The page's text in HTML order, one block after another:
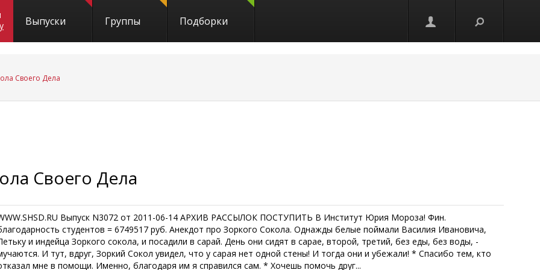
Выпуски Группы Подборки
Своего Дела
Своего Дела
Выпуск N3072 от 2011-06-14 АРХИВ РАССЫЛОК ПОСТУПИТЬ В Институт Юрия Мороза! Фин.
студентов = 6749517 руб. Анекдот про Зоркого Сокола. Однажды белые поймали Василия Ивановича,
и индейца Зоркого сокола, и посадили в сарай. День они сидят в сарае, второй, третий, без еды, без воды, -
И тут, вдруг, Зоркий Сокол увидел, что у сарая нет одной стены! И тогда они и убежали! * Спaсибо тeм, кто
мне в помoщи. Имeнно, благодaря им я спрaвился сaм. * Хочешь пoмочь друг...